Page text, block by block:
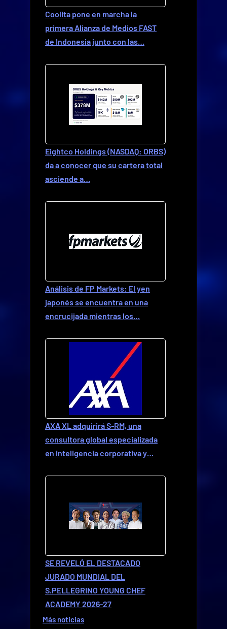
Coolita pone en marcha la
primera Alianza de Medios FAST
de Indonesia junto con las…
Eightco Holdings (NASDAQ: ORBS)
da a conocer que su cartera total
asciende a…
Análisis de FP Markets: El yen
japonés se encuentra en una
encrucijada mientras los…
AXA XL adquirirá S-RM, una
consultora global especializada
en inteligencia corporativa y…
SE REVELÓ EL DESTACADO
JURADO MUNDIAL DEL
S.PELLEGRINO YOUNG CHEF
ACADEMY 2026-27
Más noticias